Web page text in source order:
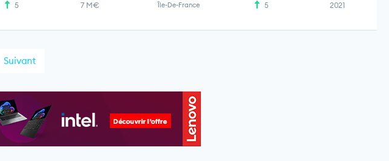
5 7 M€ Île-De-France 5 2021
Suivant